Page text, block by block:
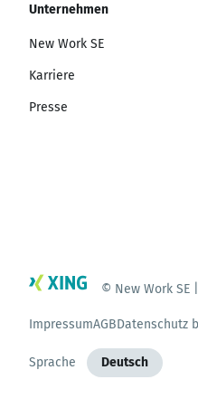
Unternehmen
New Work SE
Karriere
Presse
© New Work SE
ImpressumAGBDatenschutz
Sprache Deutsch